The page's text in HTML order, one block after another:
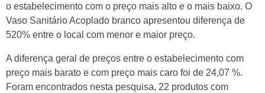
o estabelecimento com o preço mais alto e o mais baixo. O
Vaso Sanitário Acoplado branco apresentou diferença de
520% entre o local com menor e maior preço.
A diferença geral de preços entre o estabelecimento com
preço mais barato e com preço mais caro foi de 24,07 %.
Foram encontrados nesta pesquisa, 22 produtos com